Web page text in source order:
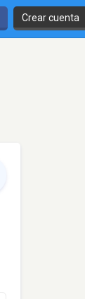
Crear cuenta